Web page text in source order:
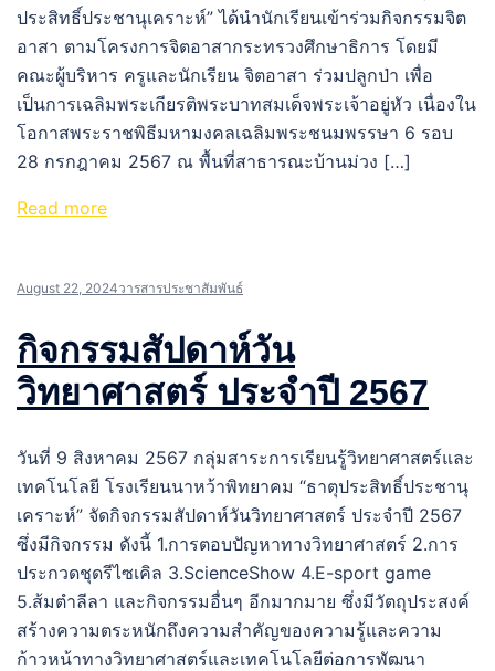
ประสิทธิ์ประชานุเคราะห์” ได้นำนักเรียนเข้าร่วมกิจกรรมจิต
อาสา ตามโครงการจิตอาสากระทรวงศึกษาธิการ โดยมี
คณะผู้บริหาร ครูและนักเรียน จิตอาสา ร่วมปลูกป่า เพื่อ
เป็นการเฉลิมพระเกียรติพระบาทสมเด็จพระเจ้าอยู่หัว เนื่องใน
โอกาสพระราชพิธีมหามงคลเฉลิมพระชนมพรรษา 6 รอบ
28 กรกฎาคม 2567 ณ พื้นที่สาธารณะบ้านม่วง […]
Read more
August 22, 2024วารสารประชาสัมพันธ์
กิจกรรมสัปดาห์วัน
วิทยาศาสตร์ ประจำปี 2567
วันที่ 9 สิงหาคม 2567 กลุ่มสาระการเรียนรู้วิทยาศาสตร์และ
เทคโนโลยี โรงเรียนนาหว้าพิทยาคม “ธาตุประสิทธิ์ประชานุ
เคราะห์” จัดกิจกรรมสัปดาห์วันวิทยาศาสตร์ ประจำปี 2567
ซึ่งมีกิจกรรม ดังนี้ 1.การตอบปัญหาทางวิทยาศาสตร์ 2.การ
ประกวดชุดรีไซเคิล 3.ScienceShow 4.E-sport game
5.ส้มตำลีลา และกิจกรรมอื่นๆ อีกมากมาย ซึ่งมีวัตถุประสงค์
สร้างความตระหนักถึงความสำคัญของความรู้และความ
ก้าวหน้าทางวิทยาศาสตร์และเทคโนโลยีต่อการพัฒนา